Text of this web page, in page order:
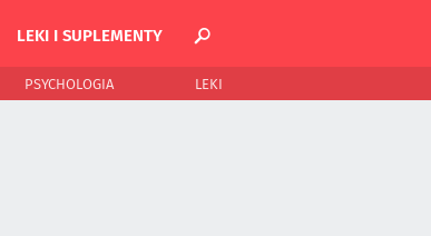
LEKI I SUPLEMENTY
PSYCHOLOGIA LEKI